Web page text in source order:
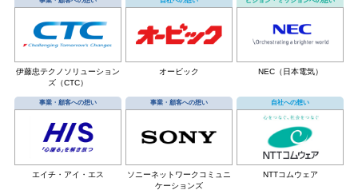
伊藤忠テクノソリューション
ズ（CTC）
オービック NEC（日本電気）
事業・顧客への想い
エイチ・アイ・エス
事業・顧客への想い
ソニーネットワークコミュニ
ケーションズ
自社への想い
NTTコムウェア